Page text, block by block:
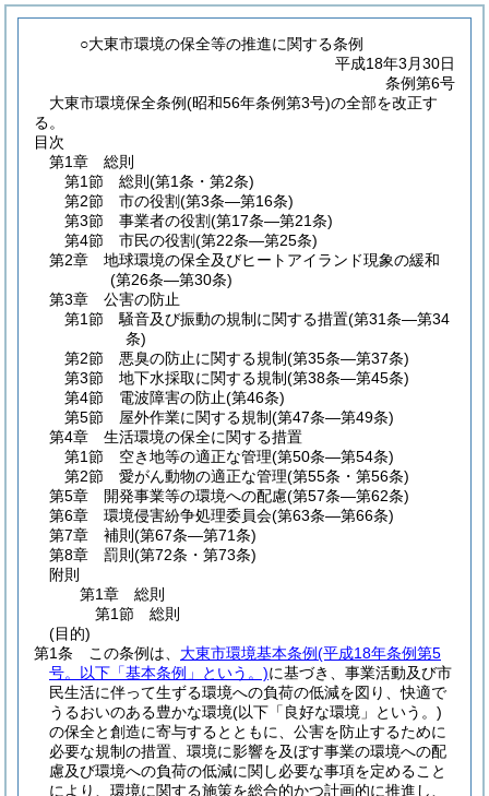
○大東市環境の保全等の推進に関する条例
平成18年3月30日
条例第6号
大東市環境保全条例(昭和56年条例第3号)の全部を改正す
る。
目次
第1章
総則
第1節
総則 (第1条・第2条)
第2節
市の役割(第3条―第16条)
第3節
事業者の役割(第17条―第21条)
第4節
市民の役割(第22条―第25条)
第2章
地球環境の保全及びヒートアイランド現象の緩和
(第26条―第30条)
第3章
公害の防止
第1節
騒音及び振動の規制に関する措置(第31条―第34
条)
第2節
悪臭の防止に関する規制(第35条―第37条)
第3節
地下水採取に関する規制(第38条―第45条)
第4節
電波障害の防止(第46条)
第5節
屋外作業に関する規制(第47条―第49条)
第4章
生活環境の保全に関する措置
第1節
空き地等の適正な管理(第50条―第54条)
第2節
愛がん動物の適正な管理(第55条・第56条)
第5章
開発事業等の環境への配慮(第57条―第62条)
第6章
環境侵害紛争処理委員会(第63条―第66条)
第7章
補則 (第67条―第71条)
第8章
罰則 (第72条・第73条)
附則
第1章
総則
第1節
総則
(目的)
第1条
この条例は、 大東市環境基本条例(平成18年条例第5
号。以下「基本条例」という。)に基づき、事業活動及び市
民生活に伴って生ずる環境への負荷の低減を図り、快適で
うるおいのある豊かな環境(以下「良好な環境」という。)
の保全と創造に寄与するとともに、公害を防止するために
必要な規制の措置、環境に影響を及ぼす事業の環境への配
慮及び環境への負荷の低減に関し必要な事項を定めること
により、環境に関する施策を総合的かつ計画的に推進し、